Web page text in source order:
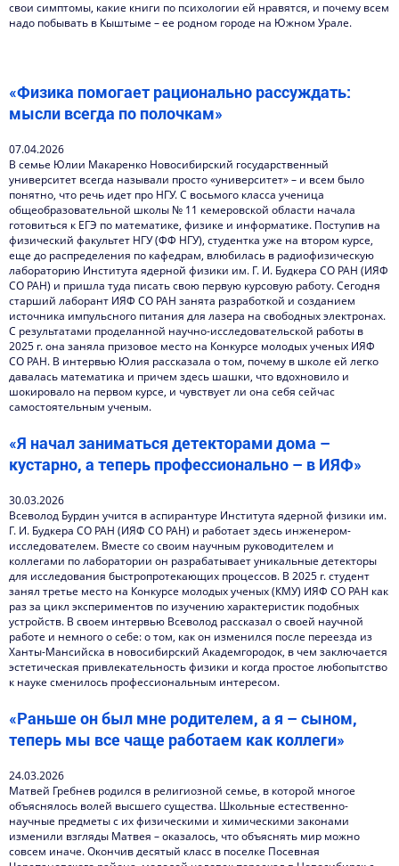
свои симптомы, какие книги по психологии ей нравятся, и почему всем
надо побывать в Кыштыме – ее родном городе на Южном Урале.
«Физика помогает рационально рассуждать:
мысли всегда по полочкам»
07.04.2026
В семье Юлии Макаренко Новосибирский государственный
университет всегда называли просто «университет» – и всем было
понятно, что речь идет про НГУ. С восьмого класса ученица
общеобразовательной школы № 11 кемеровской области начала
готовиться к ЕГЭ по математике, физике и информатике. Поступив на
физический факультет НГУ (ФФ НГУ), студентка уже на втором курсе,
еще до распределения по кафедрам, влюбилась в радиофизическую
лабораторию Института ядерной физики им. Г. И. Будкера СО РАН (ИЯФ
СО РАН) и пришла туда писать свою первую курсовую работу. Сегодня
старший лаборант ИЯФ СО РАН занята разработкой и созданием
источника импульсного питания для лазера на свободных электронах.
С результатами проделанной научно-исследовательской работы в
2025 г. она заняла призовое место на Конкурсе молодых ученых ИЯФ
СО РАН. В интервью Юлия рассказала о том, почему в школе ей легко
давалась математика и причем здесь шашки, что вдохновило и
шокировало на первом курсе, и чувствует ли она себя сейчас
самостоятельным ученым.
«Я начал заниматься детекторами дома –
кустарно, а теперь профессионально – в ИЯФ»
30.03.2026
Всеволод Бурдин учится в аспирантуре Института ядерной физики им.
Г. И. Будкера СО РАН (ИЯФ СО РАН) и работает здесь инженером-
исследователем. Вместе со своим научным руководителем и
коллегами по лаборатории он разрабатывает уникальные детекторы
для исследования быстропротекающих процессов. В 2025 г. студент
занял третье место на Конкурсе молодых ученых (КМУ) ИЯФ СО РАН как
раз за цикл экспериментов по изучению характеристик подобных
устройств. В своем интервью Всеволод рассказал о своей научной
работе и немного о себе: о том, как он изменился после переезда из
Ханты-Мансийска в новосибирский Академгородок, в чем заключается
эстетическая привлекательность физики и когда простое любопытство
к науке сменилось профессиональным интересом.
«Раньше он был мне родителем, а я – сыном,
теперь мы все чаще работаем как коллеги»
24.03.2026
Матвей Гребнев родился в религиозной семье, в которой многое
объяснялось волей высшего существа. Школьные естественно-
научные предметы с их физическими и химическими законами
изменили взгляды Матвея – оказалось, что объяснять мир можно
совсем иначе. Окончив десятый класс в поселке Посевная